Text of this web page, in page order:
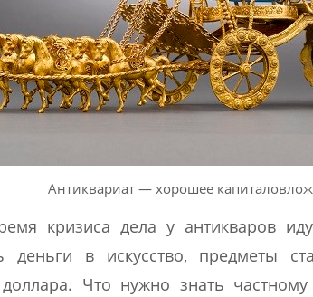
Антиквариат — хорошее
кризиса дела у антикваров
деньги в искусство, предметы
Что нужно знать